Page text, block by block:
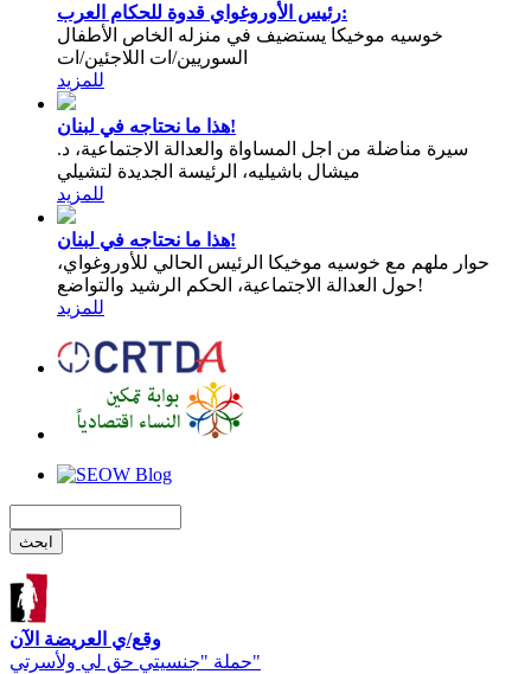
رئيس الأوروغواي قدوة للحكام العرب:
خوسيه موخيكا يستضيف في منزله الخاص الأطفال
السوريين/ات اللاجئين/ات
للمزيد
هذا ما نحتاجه في لبنان!
سيرة مناضلة من اجل المساواة والعدالة الاجتماعية، د.
ميشال باشيليه، الرئيسة الجديدة لتشيلي
للمزيد
هذا ما نحتاجه في لبنان!
حوار ملهم مع خوسيه موخيكا الرئيس الحالي للأوروغواي،
حول العدالة الاجتماعية، الحكم الرشيد والتواضع!
للمزيد
وقع/ي العريضة الآن
حملة "جنسيتي حق لي ولأسرتي"